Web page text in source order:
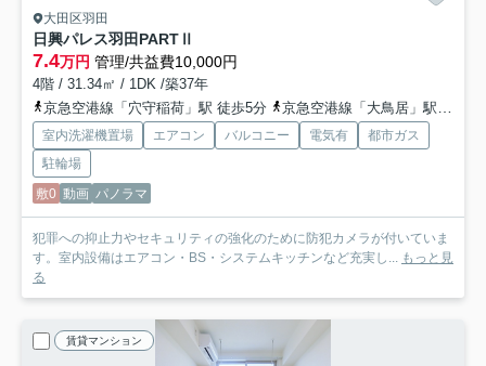
大田区羽田
日興パレス羽田PARTⅡ
7.4万円 管理/共益費10,000円
4階 / 31.34㎡ / 1DK /築37年
京急空港線「穴守稲荷」駅 徒歩5分
京急空港線「大鳥居」駅 徒歩13分
室内洗濯機置場 エアコン バルコニー 電気有
都市ガス
駐輪場
敷0 動画 パノラマ
犯罪への抑止力やセキュリティの強化のために防犯カメラが付いていま
す。室内設備はエアコン・BS・システムキッチンなど充実し... もっと見
る
賃貸マンション